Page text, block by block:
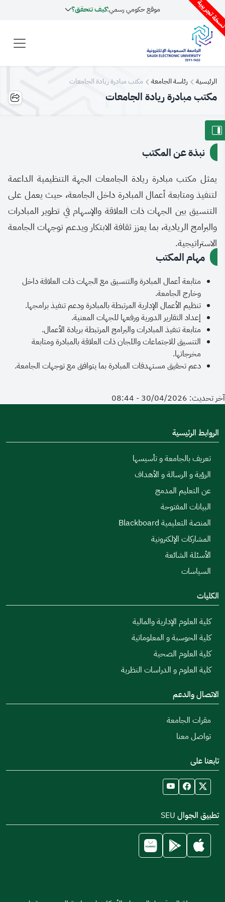
تجريبية موقع حكومي رسمي:كيف تتحقق؟
الرئيسية رئاسة الجامعة مكتب مبادرة ريادة الجامعات
مكتب مبادرة ريادة الجامعات
نبذة عن المكتب
يمثل مكتب مبادرة ريادة الجامعات الجهة التنظيمية الداعمة
لتنفيذ ومتابعة أعمال المبادرة داخل الجامعة، حيث يعمل على
التنسيق بين الجهات ذات العلاقة والإسهام في تطوير المبادرات
والبرامج الريادية، بما يعزز ثقافة الابتكار ويدعم توجهات الجامعة
الاستراتيجية.
مهام المكتب
متابعة أعمال المبادرة والتنسيق مع الجهات ذات العلاقة داخل
وخارج الجامعة.
تنظيم الأعمال الإدارية المرتبطة بالمبادرة ودعم تنفيذ برامجها.
إعداد التقارير الدورية ورفعها للجهات المعنية.
متابعة تنفيذ المبادرات والبرامج المرتبطة بريادة الأعمال.
التنسيق للاجتماعات واللجان ذات العلاقة بالمبادرة ومتابعة
مخرجاتها.
دعم تحقيق مستهدفات المبادرة بما يتوافق مع توجهات الجامعة.
آخر تحديث: 30/04/2026 - 08:44
الروابط الرئيسية
تعريف بالجامعة و تأسيسها
الرؤية و الرسالة و الأهداف
عن التعليم المدمج
البيانات المفتوحة
المنصة التعليمية Blackboard
المشاركات الإلكترونية
الأسئلة الشائعة
السياسات
الكليات
كلية العلوم الإدارية والمالية
كلية الحوسبة و المعلوماتية
كلية العلوم الصحية
كلية العلوم و الدراسات النظرية
الاتصال والدعم
مقرات الجامعة
تواصل معنا
تابعنا على
تطبيق الجوال SEU